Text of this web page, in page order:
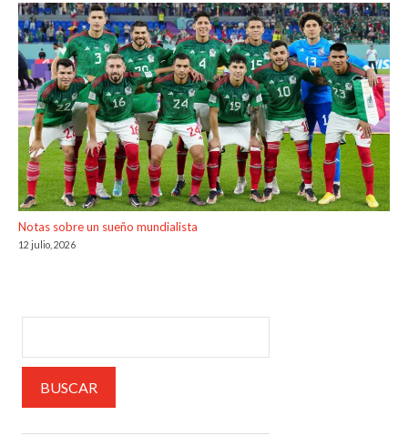
Notas sobre un sueño mundialista
12 julio, 2026